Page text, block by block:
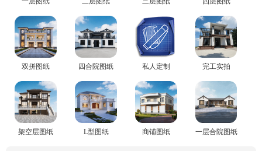
双拼图纸 四合院图纸 私人定制 完工实拍
架空层图纸 L型图纸 商铺图纸 一层合院图纸